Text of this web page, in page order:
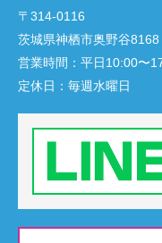
〒314-0116
茨城県神栖市奥野谷
営業時間： 平日10:00〜
定休日： 毎週水曜日